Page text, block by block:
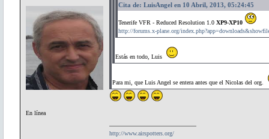
En línea
Cita de: LuisAngel en 10 Abril, 2013, 05:24:45
Tenerife VFR - Reduced Resolution 1.0 XP9-XP10
http://forums.x-plane.org/
Estás en todo, Luis
Para mi, que Luis Angel se entera antes que el Nicolas del org.
http://www.airspotters.org/